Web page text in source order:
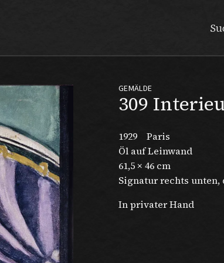
309
GEMÄLDE
1929
Paris
Öl auf Leinwand
61,5 × 46 cm
Signatur rechts unten,
In privater Hand